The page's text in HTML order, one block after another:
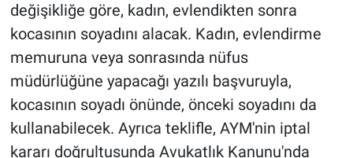
değişikliğe göre, kadın, evlendikten sonra
kocasının soyadını alacak. Kadın, evlendirme
memuruna veya sonrasında nüfus
müdürlüğüne yapacağı yazılı başvuruyla,
kocasının soyadı önünde, önceki soyadını da
kullanabilecek. Ayrıca teklifle, AYM'nin iptal
kararı doğrultusunda Avukatlık Kanunu'nda